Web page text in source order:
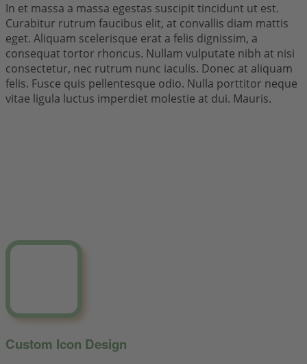
In et massa a massa egestas suscipit tincidunt ut est.
Curabitur rutrum faucibus elit, at convallis diam mattis
eget. Aliquam scelerisque erat a felis dignissim, a
consequat tortor rhoncus. Nullam vulputate nibh at nisi
consectetur, nec rutrum nunc iaculis. Donec at aliquam
felis. Fusce quis pellentesque odio. Nulla porttitor neque
vitae ligula luctus imperdiet molestie at dui. Mauris.
Custom Icon Design